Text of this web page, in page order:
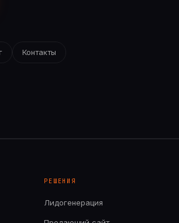
Контакты
РЕШЕНИЯ
Лидогенерация